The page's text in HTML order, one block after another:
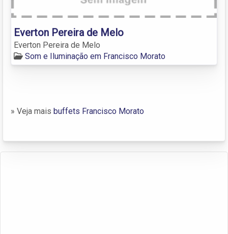
Everton Pereira de Melo
Everton Pereira de Melo
Som e Iluminação em Francisco Morato
» Veja mais buffets Francisco Morato